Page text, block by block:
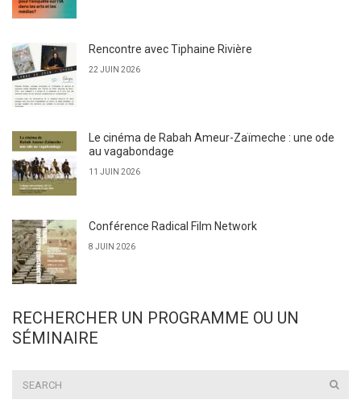
Rencontre avec Tiphaine Rivière
22 JUIN 2026
Le cinéma de Rabah Ameur-Zaïmeche : une ode
au vagabondage
11 JUIN 2026
Conférence Radical Film Network
8 JUIN 2026
RECHERCHER UN PROGRAMME OU UN
SÉMINAIRE